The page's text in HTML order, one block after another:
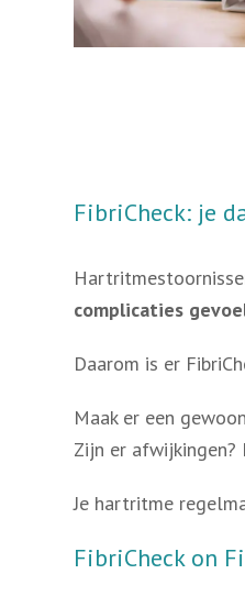
FibriCheck: je
complicaties
Daarom is er
Maak er een
Zijn er afwijkingen?
Je hartritme
FibriCheck on